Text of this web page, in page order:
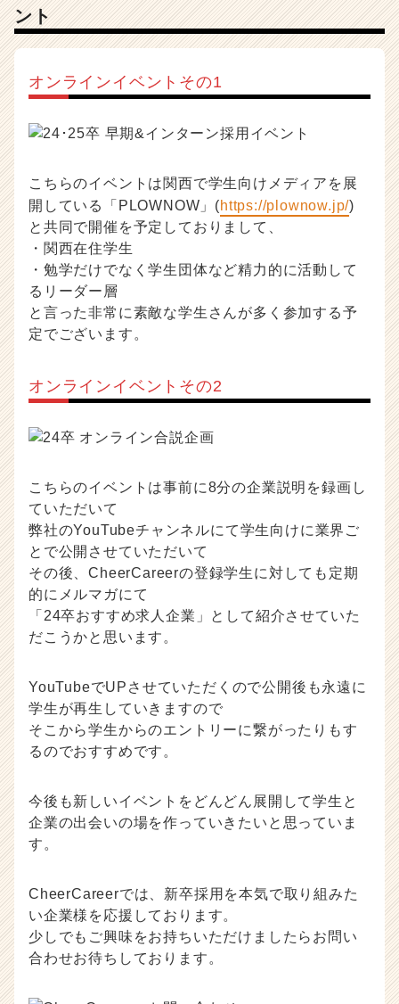
ント
オンラインイベントその1
こちらのイベントは関西で学生向けメディアを展
開している「PLOWNOW」(https://plownow.jp/)
と共同で開催を予定しておりまして、
・関西在住学生
・勉学だけでなく学生団体など精力的に活動して
るリーダー層
と言った非常に素敵な学生さんが多く参加する予
定でございます。
オンラインイベントその2
こちらのイベントは事前に8分の企業説明を録画し
ていただいて
弊社のYouTubeチャンネルにて学生向けに業界ご
とで公開させていただいて
その後、CheerCareerの登録学生に対しても定期
的にメルマガにて
「24卒おすすめ求人企業」として紹介させていた
だこうかと思います。
YouTubeでUPさせていただくので公開後も永遠に
学生が再生していきますので
そこから学生からのエントリーに繋がったりもす
るのでおすすめです。
今後も新しいイベントをどんどん展開して学生と
企業の出会いの場を作っていきたいと思っていま
す。
CheerCareerでは、新卒採用を本気で取り組みた
い企業様を応援しております。
少しでもご興味をお持ちいただけましたらお問い
合わせお待ちしております。